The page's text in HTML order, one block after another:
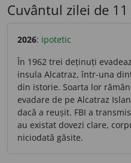
Cuvântul zilei de
2026: ipotetic
În 1962 trei deținuți
insula Alcatraz, într-una
din istorie. Soarta lor
evadare de pe Alcatraz
dacă a reușit. FBI a
au existat dovezi clare,
niciodată găsite.